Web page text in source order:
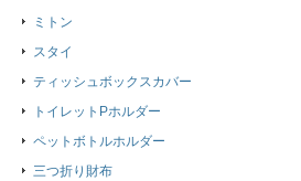
ミトン
スタイ
ティッシュボックスカバー
トイレットPホルダー
ペットボトルホルダー
三つ折り財布